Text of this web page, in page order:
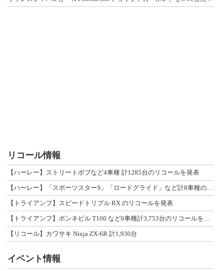
リコール情報
【ハーレー】ストリートボブなど4車種 計1285台のリコールを発表
【トライアンフ】スピードトリプル RX のリコールを発表
【リコール】カワサキ Ninja ZX-6R 計1,930台
イベント情報